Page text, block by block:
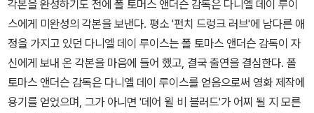
각본을 완성하기도 전에 폴 토머스 앤더슨 감독은 다니엘 데이 루이
스에게 미완성의 각본을 보낸다. 평소 '펀치 드렁크 러브'에 남다른 애
정을 가지고 있던 다니엘 데이 루이스는 폴 토마스 앤더슨 감독이 자
신에게 보내 온 각본을 마음에 들어 했고, 결국 출연을 결심한다. 폴
토마스 앤더슨 감독은 다니엘 데이 루이스를 얻음으로써 영화 제작에
용기를 얻었으며, 그가 아니면 '데어 윌 비 블러드'가 어찌 될 지 모른